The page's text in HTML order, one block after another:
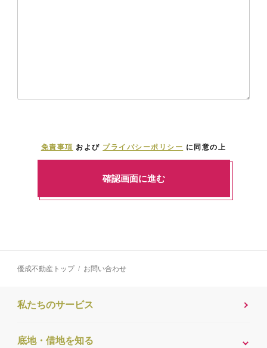
免責事項 および プライバシーポリシー に同意の上
優成不動産トップ お問い合わせ
私たちのサービス
底地・借地を知る